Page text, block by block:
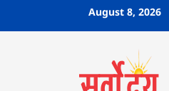
August 8, 2026